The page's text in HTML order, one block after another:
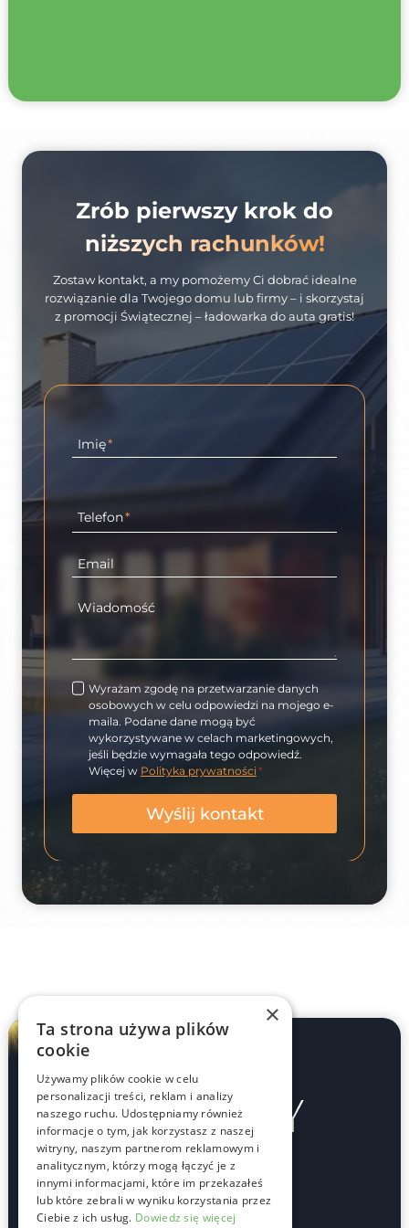
Zrób pierwszy krok do
niższych rachunków!
Zostaw kontakt, a my pomożemy Ci dobrać idealne
rozwiązanie dla Twojego domu lub firmy – i skorzystaj
z promocji Świątecznej – ładowarka do auta gratis!
Imię*
Telefon*
Email
Wiadomość
Wyrażam zgodę na przetwarzanie danych
osobowych w celu odpowiedzi na mojego e-
maila. Podane dane mogą być
wykorzystywane w celach marketingowych,
jeśli będzie wymagała tego odpowiedź.
Więcej w Polityka prywatności *
Wyślij kontakt
Oddziały
×
Ta strona używa plików
cookie
Używamy plików cookie w celu
personalizacji treści, reklam i analizy
naszego ruchu. Udostępniamy również
informacje o tym, jak korzystasz z naszej
witryny, naszym partnerom reklamowym i
analitycznym, którzy mogą łączyć je z
innymi informacjami, które im przekazałeś
lub które zebrali w wyniku korzystania przez
Ciebie z ich usług. Dowiedz się więcej